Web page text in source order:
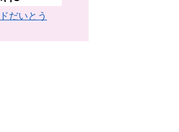
だいとう